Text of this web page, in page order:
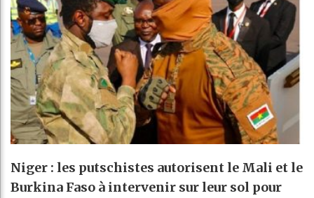
Niger : les putschistes autorisent le Mali et le
Burkina Faso à intervenir sur leur sol pour